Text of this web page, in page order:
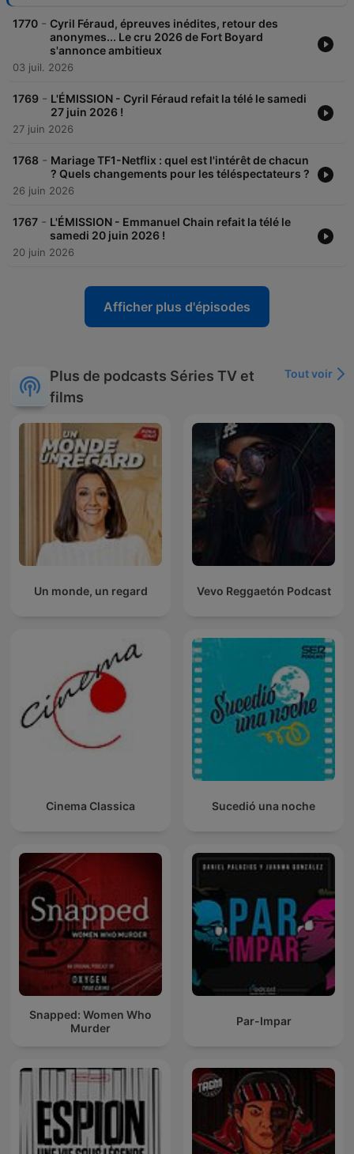
1770 - Cyril Féraud, épreuves inédites, retour des
anonymes... Le cru 2026 de Fort Boyard
s'annonce ambitieux
03 juil. 2026
1769 - L'ÉMISSION - Cyril Féraud refait la télé le samedi
27 juin 2026 !
27 juin 2026
1768 - Mariage TF1-Netflix : quel est l'intérêt de chacun
? Quels changements pour les téléspectateurs ?
26 juin 2026
1767 - L'ÉMISSION - Emmanuel Chain refait la télé le
samedi 20 juin 2026 !
20 juin 2026
Afficher plus d'épisodes
Plus de podcasts Séries TV et
films
Tout voir
Un monde, un regard Vevo Reggaetón Podcast
Cinema Classica Sucedió una noche
Snapped: Women Who
Murder
Par-Impar